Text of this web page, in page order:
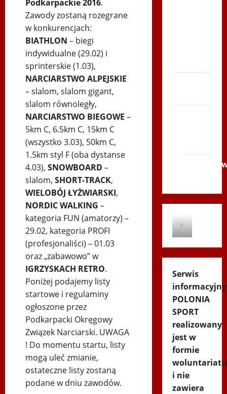
Podkarpackie 2016.
Zawody zostaną rozegrane
w konkurencjach:
BIATHLON – biegi
indywidualne (29.02) i
sprinterskie (1.03),
NARCIARSTWO ALPEJSKIE
– slalom, slalom gigant,
slalom równoległy,
NARCIARSTWO BIEGOWE –
5km C, 6.5km C, 15km C
(wszystko 3.03), 50km C,
1.5km styl F (oba dystanse
4.03), SNOWBOARD –
slalom, SHORT-TRACK,
WIELOBÓJ ŁYŻWIARSKI,
NORDIC WALKING –
kategoria FUN (amatorzy) –
29.02, kategoria PROFI
(profesjonaliści) – 01.03
oraz „zabawowo” w
IGRZYSKACH RETRO.
Poniżej podajemy listy
startowe i regulaminy
ogłoszone przez
Podkarpacki Okręgowy
Związek Narciarski. UWAGA
! Do momentu startu, listy
mogą uleć zmianie,
ostateczne listy zostaną
podane w dniu zawodów.
P
Serwis
informacyjny
POLONIA
SPORT
realizowany
jest w
formie
woluntariatu
i nie
zawiera